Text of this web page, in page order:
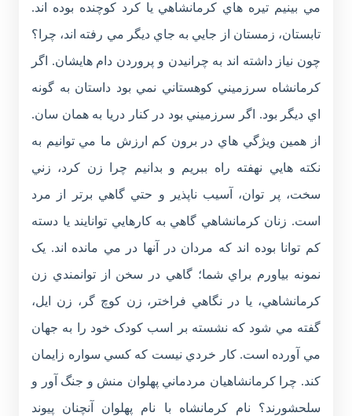
مي بينيم تيره هاي کرمانشاهي يا کرد کوچنده بوده اند.
تابستان، زمستان از جايي به جاي ديگر مي رفته اند، چرا؟
چون نياز داشته اند به چرانيدن و پروردن دام هايشان. اگر
کرمانشاه سرزميني کوهستاني نمي بود داستان به گونه
اي ديگر بود. اگر سرزميني بود در کنار دريا به همان سان.
از همين ويژگي هاي در برون کم ارزش ما مي توانيم به
نکته هايي نهفته راه ببريم و بدانيم چرا زن کرد، زني
سخت، پر توان، آسيب ناپذير و حتي گاهي برتر از مرد
است. زنان کرمانشاهي گاهي به کارهايي توانايند يا دسته
کم توانا بوده اند که مردان در آنها در مي مانده اند. يک
نمونه بياورم براي شما؛ گاهي در سخن از توانمندي زن
کرمانشاهي، يا در نگاهي فراختر، زن کوچ گر، زن ايل،
گفته مي شود که نشسته بر اسب کودک خود را به جهان
مي آورده است. کار خردي نيست که کسي سواره زايمان
کند. چرا کرمانشاهيان مردماني پهلوان منش و جنگ آور و
سلحشورند؟ نام کرمانشاه با نام پهلوان آنچنان پيوند